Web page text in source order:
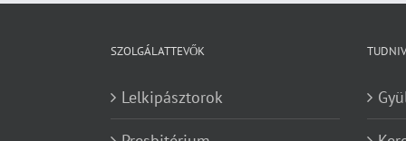
SZOLGÁLATTEVŐK
Lelkipásztorok